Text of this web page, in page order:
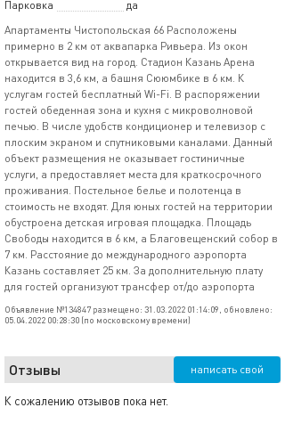
Парковка
да
Апартаменты Чистопольская 66 Расположены
примерно в 2 км от аквапарка Ривьера. Из окон
открывается вид на город. Стадион Казань Арена
находится в 3,6 км, а башня Сююмбике в 6 км. К
услугам гостей бесплатный Wi-Fi. В распоряжении
гостей обеденная зона и кухня с микроволновой
печью. В числе удобств кондиционер и телевизор с
плоским экраном и спутниковыми каналами. Данный
объект размещения не оказывает гостиничные
услуги, а предоставляет места для краткосрочного
проживания. Постельное белье и полотенца в
стоимость не входят. Для юных гостей на территории
обустроена детская игровая площадка. Площадь
Свободы находится в 6 км, а Благовещенский собор в
7 км. Расстояние до международного аэропорта
Казань составляет 25 км. За дополнительную плату
для гостей организуют трансфер от/до аэропорта
Объявление №134847 размещено: 31.03.2022 01:14:09, обновлено:
05.04.2022 00:28:30 (по московскому времени)
Отзывы написать свой
К сожалению отзывов пока нет.